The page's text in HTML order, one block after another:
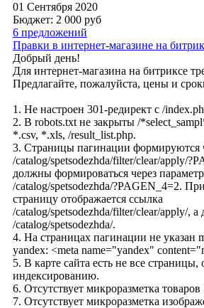
01 Сентября 2020
Бюджет: 2 000 руб
6 предложений
Правки в интернет-магазине на
Добрый день!
Для интернет-магазина на битриксе
Предлагайте, пожалуйста, цены и
1. Не настроен 301-редирект с /
2. В robots.txt не закрыты /
*.csv, *.xls, /result_list.php.
3. Страницы пагинации формируются
/catalog/spetsodezhda/filter/clear/apply/
должны формироваться через
/catalog/spetsodezhda/?PAGEN_4=2.
страницу отображается ссылка
/catalog/spetsodezhda/filter/clear/apply/, а
/catalog/spetsodezhda/.
4. На страницах пагинации не указан
yandex: <meta name="yandex"
5. В карте сайта есть не все
индексированию.
6. Отсутствует микроразметка товаров
7. Отсутствует микроразметка